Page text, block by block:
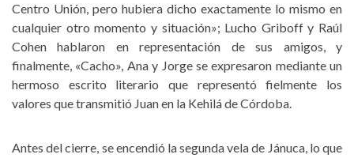
Centro Unión, pero hubiera dicho exactamente lo mismo en
cualquier otro momento y situación»; Lucho Griboff y Raúl
Cohen hablaron en representación de sus amigos, y
finalmente, «Cacho», Ana y Jorge se expresaron mediante un
hermoso escrito literario que representó fielmente los
valores que transmitió Juan en la Kehilá de Córdoba.
Antes del cierre, se encendió la segunda vela de Jánuca, lo que